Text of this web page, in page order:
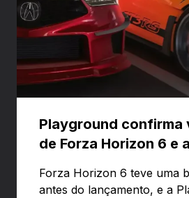
Playground confirma
de Forza Horizon 6 e
Forza Horizon 6 teve uma
antes do lançamento, e a